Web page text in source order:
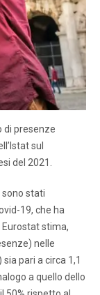
di presenze
sul
del 2021.
sono stati
19, che ha
stima,
nelle
pari a circa 1,1
a quello dello